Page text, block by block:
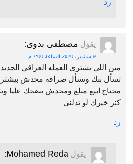
رد
يقول مصطفى بدوى:
9 سبتمبر، 2020 الساعة 7:00 م
مين اللى يشترى العمله العراقى
تسأل بنك وتسأل صرافة محدش
محتاج ابيع مبلغ ومحدش يضحك عليا
كتر خيرك لو تدلنى
رد
يقول Mohamed Reda
: